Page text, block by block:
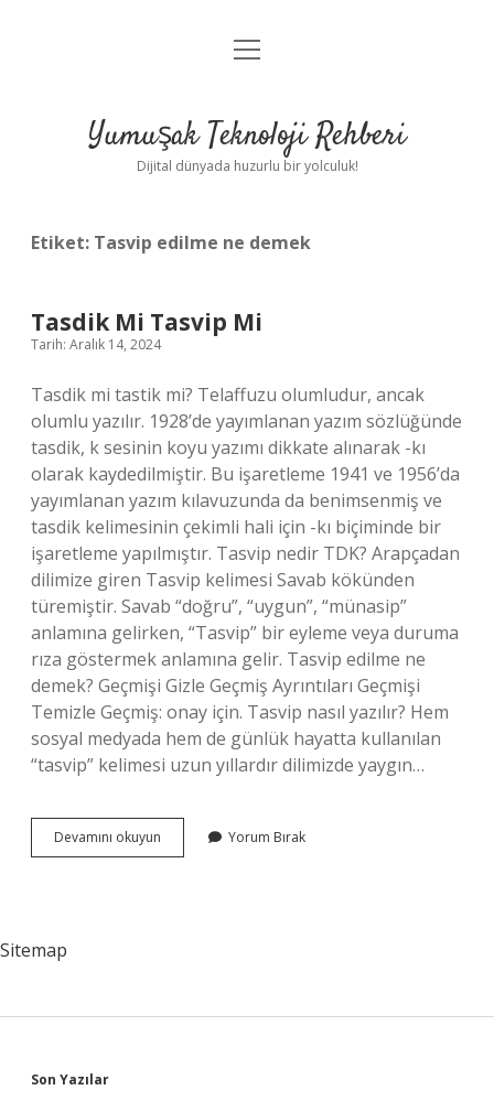
Anasayfa
Yasal Uyarı
menüyü
Yumuşak Teknoloji Rehberi
Dijital dünyada huzurlu bir yolculuk!
Etiket: Tasvip edilme ne demek
Tasdik Mi Tasvip Mi
Tarih: Aralık 14, 2024
Tasdik mi tastik mi? Telaffuzu olumludur, ancak
olumlu yazılır. 1928’de yayımlanan yazım sözlüğünde
tasdik, k sesinin koyu yazımı dikkate alınarak -kı
olarak kaydedilmiştir. Bu işaretleme 1941 ve 1956’da
yayımlanan yazım kılavuzunda da benimsenmiş ve
tasdik kelimesinin çekimli hali için -kı biçiminde bir
işaretleme yapılmıştır. Tasvip nedir TDK? Arapçadan
dilimize giren Tasvip kelimesi Savab kökünden
türemiştir. Savab “doğru”, “uygun”, “münasip”
anlamına gelirken, “Tasvip” bir eyleme veya duruma
rıza göstermek anlamına gelir. Tasvip edilme ne
demek? Geçmişi Gizle Geçmiş Ayrıntıları Geçmişi
Temizle Geçmiş: onay için. Tasvip nasıl yazılır? Hem
sosyal medyada hem de günlük hayatta kullanılan
“tasvip” kelimesi uzun yıllardır dilimizde yaygın…
Devamını okuyun
Mi
Yorum Bırak
Sitemap
Son Yazılar